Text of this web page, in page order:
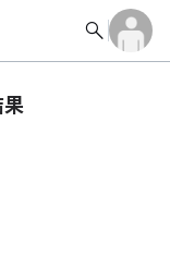
search